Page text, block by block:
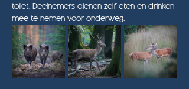
toilet. Deelnemers dienen zelf eten en drinken
mee te nemen voor onderweg.